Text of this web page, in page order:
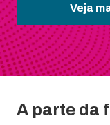
Veja
A parte da